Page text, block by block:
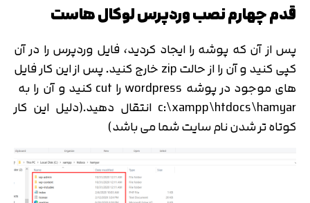
قدم چهارم نصب وردپرس لوکال هاست
پس از آن که پوشه را ایجاد کردید، فایل وردپرس را در آن
کپی کنید و آن را از حالت zip خارج کنید. پس از این کار فایل
های موجود در پوشه wordpress را cut کنید و آن را به
c:\xampp\htdocs\hamyar انتقال دهید.(دلیل این کار
کوتاه تر شدن نام سایت شما می باشد)